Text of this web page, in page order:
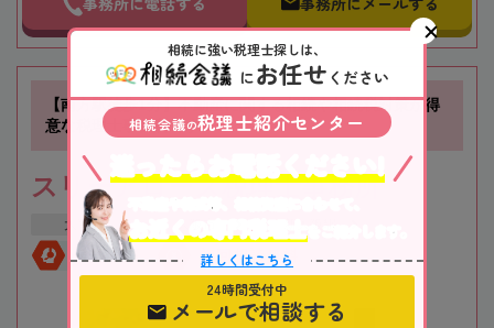
【南方駅徒歩1分】不動産に関する相続や相続税対策が得
意な税理士事務所です
スリーアローズ税理士事務所
大阪府
全国対応 初回相談無料
相続に強い税理士探しは、
にお任せ ください
相続会議の税理士紹介センター
不動産や株式等、相続資産に合わせて、
お近くの専門税理士
をご紹介します。
詳しくはこちら
24時間受付中
メールで相談する